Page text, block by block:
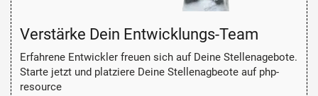
Verstärke Dein Entwicklungs-Team
Erfahrene Entwickler freuen sich auf Deine Stellenagebote.
Starte jetzt und platziere Deine Stellenagbeote auf php-
resource